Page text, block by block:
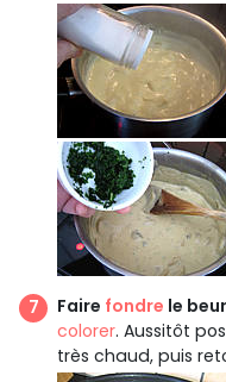
Faire fondre le
colorer. Aussitôt
très chaud, puis